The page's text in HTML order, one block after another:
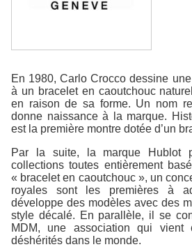
En 1980, Carlo Crocco dessine
à un bracelet en caoutchouc
en raison de sa forme. Un nom
donne naissance à la marque.
est la première montre dotée d’un
Par la suite, la marque Hublot
collections toutes entièrement
« bracelet en caoutchouc », un
royales sont les premières à
développe des modèles avec des
style décalé. En parallèle, il se
MDM, une association qui vient
déshérités dans le monde.